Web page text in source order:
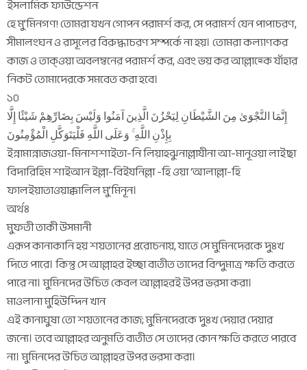
ইসলামিক ফাউন্ডেশন
হে মু’মিনগণ! তোমরা যখন গোপন পরামর্শ কর, সে পরামর্শ যেন পাপাচরণ,
সীমালংঘন ও রাসূলের বিরুদ্ধাচরণ সম্পর্কে না হয়। তোমরা কল্যাণকর
কাজ ও তাক্ওয়া অবলম্বনের পরামর্শ কর, এবং ভয় কর আল্লাহ্কে যাঁহার
নিকট তোমাদেরকে সমবেত করা হবে।
১০
إِنَّمَا النَّجْوَىٰ مِنَ الشَّيْطَانِ لِيَحْزُنَ الَّذِينَ آمَنُوا وَلَيْسَ بِضَارِّهِمْ شَيْئًا إِلَّا
بِإِذْنِ اللَّهِ ۚ وَعَلَى اللَّهِ فَلْيَتَوَكَّلِ الْمُؤْمِنُونَ
ইন্নামান্নাজওয়া-মিনাশশাইতা-নি লিয়াহঝুনাল্লাযীনা আ-মানূওয়া লাইছা
বিদারিহিম শাইআন ইল্লা-বিইযনিল্লা -হি ওয়া ‘আলাল্লা-হি
ফালইয়াতাওয়াক্কালিল মু’মিনূন।
অর্থঃ
মুফতী তাকী উসমানী
এরূপ কানাকানি হয় শয়তানের প্ররোচনায়, যাতে সে মুমিনদেরকে দুঃখ
দিতে পারে। কিন্তু সে আল্লাহর ইচ্ছা ব্যতীত তাদের বিন্দুমাত্র ক্ষতি করতে
পারে না। মুমিনদের উচিত কেবল আল্লাহরই উপর ভরসা করা।
মাওলানা মুহিউদ্দিন খান
এই কানাঘুষা তো শয়তানের কাজ; মুমিনদেরকে দুঃখ দেয়ার দেয়ার
জন্যে। তবে আল্লাহর অনুমতি ব্যতীত সে তাদের কোন ক্ষতি করতে পারবে
না। মুমিনদের উচিত আল্লাহর উপর ভরসা করা।